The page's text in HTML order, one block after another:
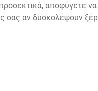
αποφύγετε
σας αν δυσκολέψουν